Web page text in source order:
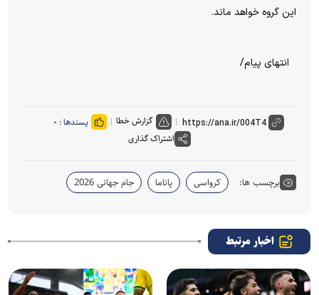
این گروه خواهد ماند.
انتهای پیام/
گزارش خطا پسندها : ۰
اشتراک گذاری
برچسب ها: کرواسی پاناما جام جهانی 2026
اخبار مرتبط